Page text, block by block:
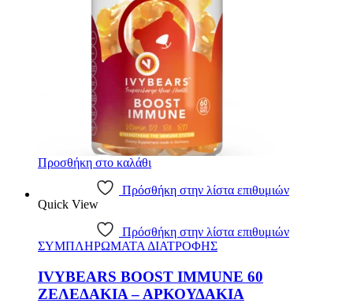
Προσθήκη στο καλάθι
Πρόσθήκη στην λίστα επιθυμιών
Quick View
Πρόσθήκη στην λίστα επιθυμιών
ΣΥΜΠΛΗΡΩΜΑΤΑ ΔΙΑΤΡΟΦΗΣ
IVYBEARS BOOST IMMUNE 60
ΖΕΛΕΔΑΚΙΑ – ΑΡΚΟΥΔΑΚΙΑ